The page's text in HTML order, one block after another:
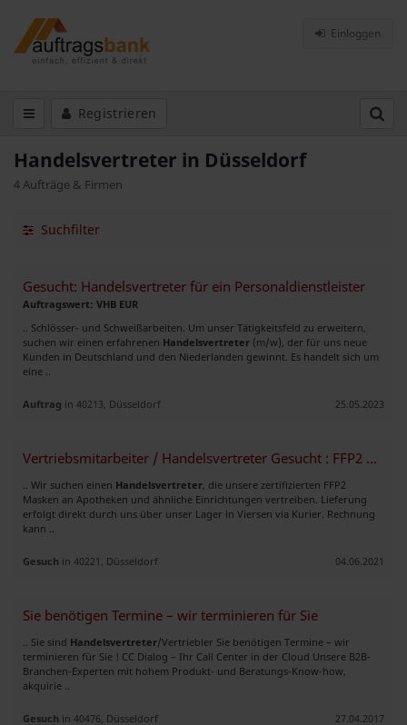
Einloggen
Registrieren
Handelsvertreter in Düsseldorf
4 Aufträge & Firmen
Suchfilter
Gesucht: Handelsvertreter für ein Personaldienstleister
Auftragswert: VHB EUR
.. Schlösser- und Schweißarbeiten. Um unser Tätigkeitsfeld zu erweitern,
suchen wir einen erfahrenen Handelsvertreter (m/w), der für uns neue
Kunden in Deutschland und den Niederlanden gewinnt. Es handelt sich um
eine ..
Auftrag in 40213, Düsseldorf 25.05.2023
Vertriebsmitarbeiter / Handelsvertreter Gesucht : FFP2 Masken
.. Wir suchen einen Handelsvertreter , die unsere zertifizierten FFP2
Masken an Apotheken und ähnliche Einrichtungen vertreiben. Lieferung
erfolgt direkt durch uns über unser Lager in Viersen via Kurier. Rechnung
kann ..
Gesuch in 40221, Düsseldorf 04.06.2021
Sie benötigen Termine – wir terminieren für Sie
.. Sie sind Handelsvertreter/Vertriebler Sie benötigen Termine – wir
terminieren für Sie ! CC Dialog – Ihr Call Center in der Cloud Unsere B2B-
Branchen-Experten mit hohem Produkt- und Beratungs-Know-how,
akquirie ..
Gesuch in 40476, Düsseldorf 27.04.2017